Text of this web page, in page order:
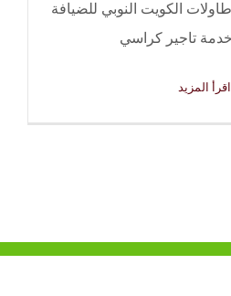
الكويت النوبي للضيافة
تاجير كراسي